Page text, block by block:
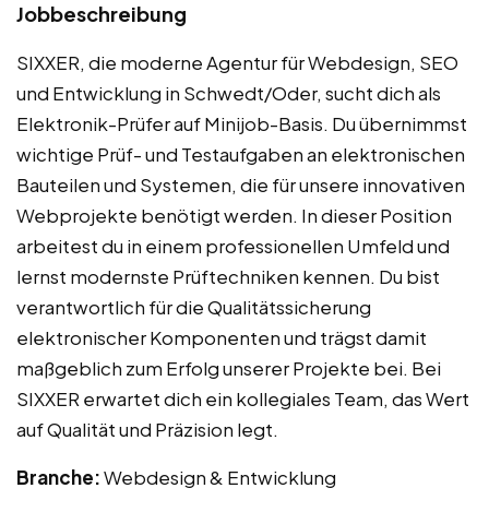
Jobbeschreibung
SIXXER, die moderne Agentur für Webdesign, SEO
und Entwicklung in Schwedt/Oder, sucht dich als
Elektronik-Prüfer auf Minijob-Basis. Du übernimmst
wichtige Prüf- und Testaufgaben an elektronischen
Bauteilen und Systemen, die für unsere innovativen
Webprojekte benötigt werden. In dieser Position
arbeitest du in einem professionellen Umfeld und
lernst modernste Prüftechniken kennen. Du bist
verantwortlich für die Qualitätssicherung
elektronischer Komponenten und trägst damit
maßgeblich zum Erfolg unserer Projekte bei. Bei
SIXXER erwartet dich ein kollegiales Team, das Wert
auf Qualität und Präzision legt.
Branche:Webdesign & Entwicklung